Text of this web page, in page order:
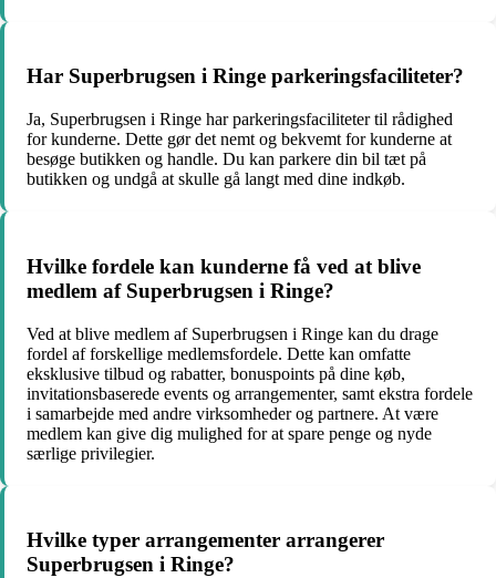
Har Superbrugsen i Ringe parkeringsfaciliteter?
Ja, Superbrugsen i Ringe har parkeringsfaciliteter til rådighed
for kunderne. Dette gør det nemt og bekvemt for kunderne at
besøge butikken og handle. Du kan parkere din bil tæt på
butikken og undgå at skulle gå langt med dine indkøb.
Hvilke fordele kan kunderne få ved at blive
medlem af Superbrugsen i Ringe?
Ved at blive medlem af Superbrugsen i Ringe kan du drage
fordel af forskellige medlemsfordele. Dette kan omfatte
eksklusive tilbud og rabatter, bonuspoints på dine køb,
invitationsbaserede events og arrangementer, samt ekstra fordele
i samarbejde med andre virksomheder og partnere. At være
medlem kan give dig mulighed for at spare penge og nyde
særlige privilegier.
Hvilke typer arrangementer arrangerer
Superbrugsen i Ringe?